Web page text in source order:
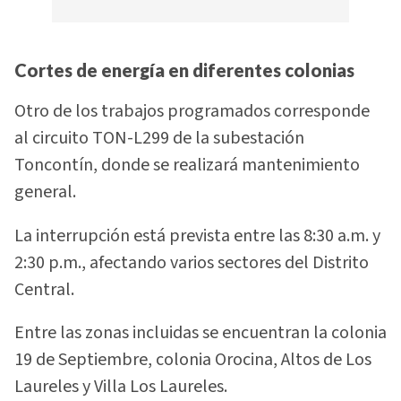
Cortes de energía en diferentes colonias
Otro de los trabajos programados corresponde
al circuito TON-L299 de la subestación
Toncontín, donde se realizará mantenimiento
general.
La interrupción está prevista entre las 8:30 a.m. y
2:30 p.m., afectando varios sectores del Distrito
Central.
Entre las zonas incluidas se encuentran la colonia
19 de Septiembre, colonia Orocina, Altos de Los
Laureles y Villa Los Laureles.